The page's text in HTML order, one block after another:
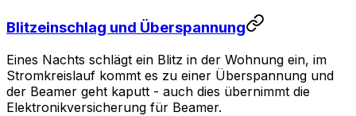
Blitzeinschlag und Überspannung
Eines Nachts schlägt ein Blitz in der Wohnung ein, im
Stromkreislauf kommt es zu einer Überspannung und
der Beamer geht kaputt - auch dies übernimmt die
Elektronikversicherung für Beamer.